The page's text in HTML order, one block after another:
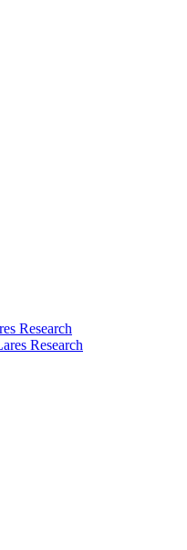
Research
Research